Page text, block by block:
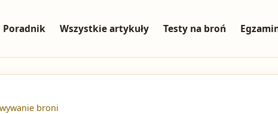
Poradnik Wszystkie artykuły Testy na broń
broni